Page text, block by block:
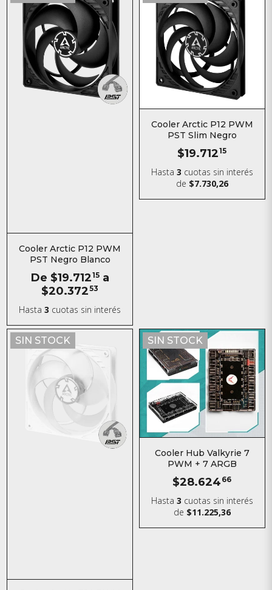
Cooler Arctic P12 PWM
PST Negro Blanco
De $19.71215 a
$20.37253
Hasta3 cuotas sin interés
Cooler Arctic P12 PWM
PST Slim Negro
$19.71215
Hasta 3 cuotas sin interés
de $7.730,26
SIN STOCK SIN STOCK
Cooler Hub Valkyrie 7
PWM + 7 ARGB
$28.624 66
Hasta 3 cuotas sin interés
de $11.225,36